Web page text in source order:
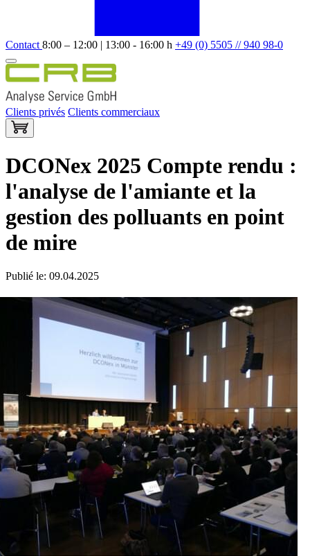
Contact 8:00 – 12:00 | 13:00 - 16:00 h +49 (0) 5505 // 940 98-0
Clients privés Clients commerciaux
DCONex 2025 Compte rendu :
l'analyse de l'amiante et la
gestion des polluants en point
de mire
Publié le: 09.04.2025